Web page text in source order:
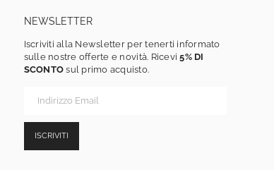
NEWSLETTER
Iscriviti alla Newsletter per tenerti informato
sulle nostre offerte e novità. Ricevi5% DI
SCONTO sul primo acquisto.
ISCRIVITI